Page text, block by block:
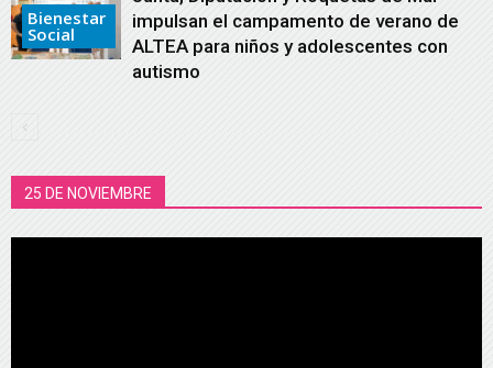
Bienestar
Social
impulsan el campamento de verano de
ALTEA para niños y adolescentes con
autismo
25 DE NOVIEMBRE